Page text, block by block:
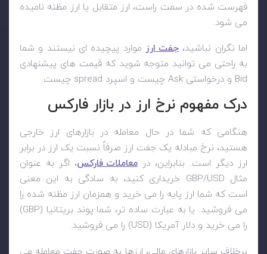
فهرست شده در سمت راست، ارز متقابل یا ارز مظنه نامیده
می شود.
اما نگران نباشید، جفت ارز موارد پیچیده ای نیستند و شما
به راحتی می توانید متوجه شوید که قیمت های پیشنهادی
Bid و درخواستی Ask چیست و اسپرد spread چیست.
درک مفهوم نرخ ارز در بازار فارکس
هنگامی که شما در حال معامله در بازارهای ارز خارجی
هستید، نرخ مبادله یک جفت ارز صرفاً نسبت یک ارز در برابر
ارز دیگر است. بنابراین، در معاملات فارکس، اگر به عنوان
مثال GBP/USD خریداری کنید، به سادگی به این معنی
است که شما ارز پایه را می خرید و همزمان ارز مظنه شده را
می فروشید. یا به عبارت ساده تر، شما پوند بریتانیا (GBP)
را می خرید و دلار آمریکا (USD) را می فروشید.
برخلاف سایر بازارهای مالی، ارزها به صورت جفت معامله می